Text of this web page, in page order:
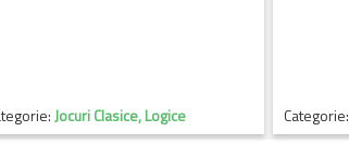
Jocuri Clasice, Logice Categorie: